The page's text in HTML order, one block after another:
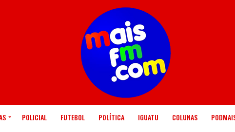
POLICIAL FUTEBOL POLÍTICA IGUATU COLUNAS